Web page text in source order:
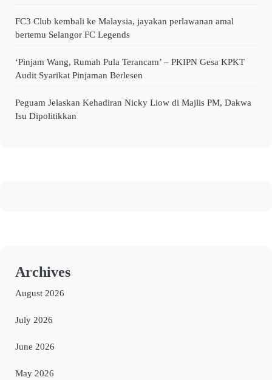
FC3 Club kembali ke Malaysia, jayakan perlawanan amal
bertemu Selangor FC Legends
‘Pinjam Wang, Rumah Pula Terancam’ – PKIPN Gesa KPKT
Audit Syarikat Pinjaman Berlesen
Peguam Jelaskan Kehadiran Nicky Liow di Majlis PM, Dakwa
Isu Dipolitikkan
Archives
August 2026
July 2026
June 2026
May 2026